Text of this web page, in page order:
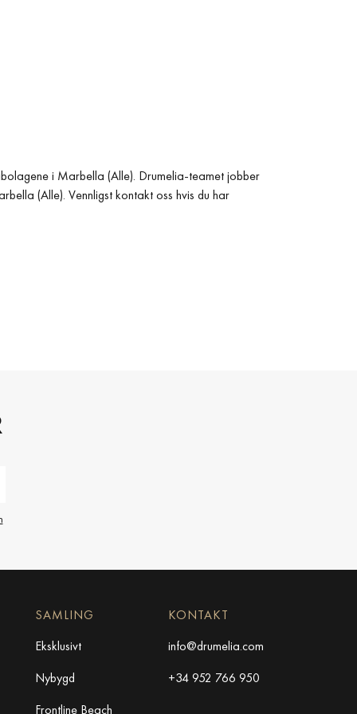
i Marbella (Alle). Drumelia-teamet jobber
(Alle). Vennligst kontakt oss hvis du har
SAMLING
Eksklusivt
Nybygd
Frontline Beach
KONTAKT
info@drumelia.com
+34 952 766 950